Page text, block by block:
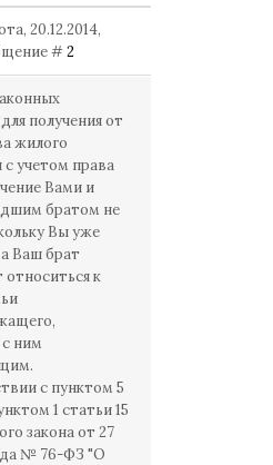
20.12.2014,
#2
получения от
жилого
учетом права
Вами и
братом не
Вы уже
Ваш брат
относиться к
ним
с пунктом 5
1 статьи 15
закона от 27
№ 76-ФЗ "О